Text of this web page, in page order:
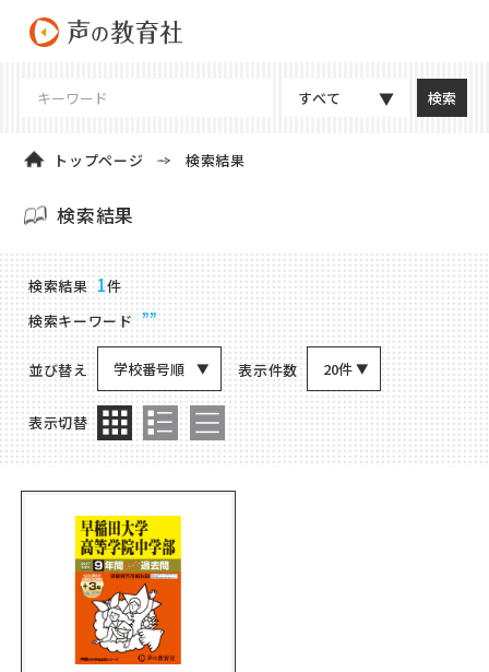
すべて
トップページ 検索結果
検索結果
商品検索結果
検索結果 1件
検索キーワード ””
並び替え 学校番号順 表示件数 20件
表示切替